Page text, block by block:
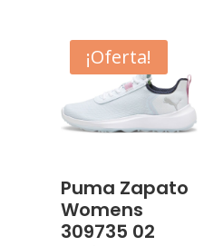
85,00 €.
¡Oferta!
Puma Zapato
Womens
309735 02